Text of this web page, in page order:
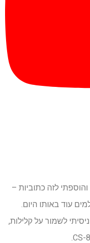
למעשה, ערכתי את הצילומים ב- iMovie והוספתי לזה כתוביות –
עוד באותו היום.
לשמור על קלילות,